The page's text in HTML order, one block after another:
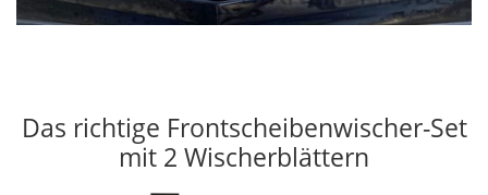
Das richtige Frontscheibenwischer-Set
mit 2 Wischerblättern